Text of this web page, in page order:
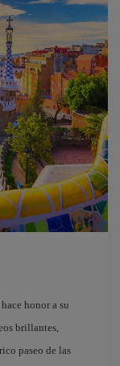
honor a su
brillantes,
paseo de las